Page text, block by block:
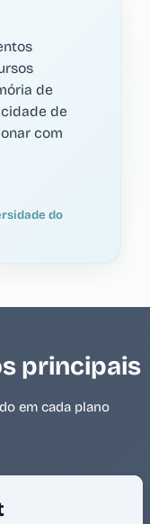
de
de
com
do
principais
em cada plano